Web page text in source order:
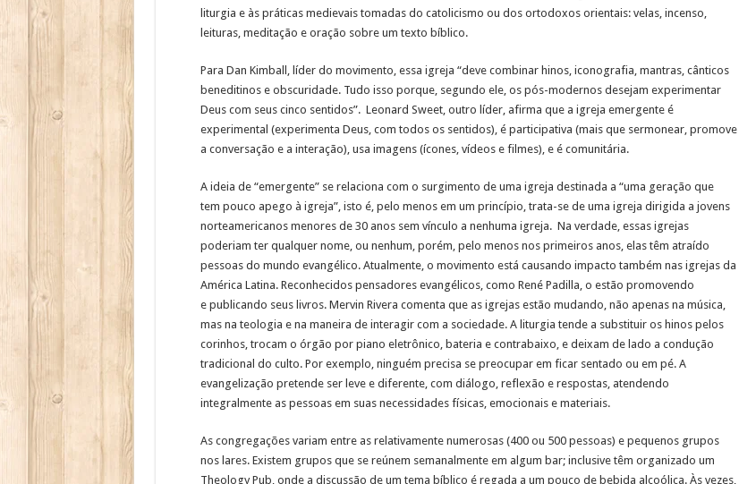
liturgia e às práticas medievais tomadas do catolicismo ou dos ortodoxos orientais: velas, incenso,
leituras, meditação e oração sobre um texto bíblico.
Para Dan Kimball, líder do movimento, essa igreja “deve combinar hinos, iconografia, mantras, cânticos
beneditinos e obscuridade. Tudo isso porque, segundo ele, os pós-modernos desejam experimentar
Deus com seus cinco sentidos”. Leonard Sweet, outro líder, afirma que a igreja emergente é
experimental (experimenta Deus, com todos os sentidos), é participativa (mais que sermonear, promove
a conversação e a interação), usa imagens (ícones, vídeos e filmes), e é comunitária.
A ideia de “emergente” se relaciona com o surgimento de uma igreja destinada a “uma geração que
tem pouco apego à igreja”, isto é, pelo menos em um princípio, trata-se de uma igreja dirigida a jovens
norteamericanos menores de 30 anos sem vínculo a nenhuma igreja. Na verdade, essas igrejas
poderiam ter qualquer nome, ou nenhum, porém, pelo menos nos primeiros anos, elas têm atraído
pessoas do mundo evangélico. Atualmente, o movimento está causando impacto também nas igrejas da
América Latina. Reconhecidos pensadores evangélicos, como René Padilla, o estão promovendo
e publicando seus livros. Mervin Rivera comenta que as igrejas estão mudando, não apenas na música,
mas na teologia e na maneira de interagir com a sociedade. A liturgia tende a substituir os hinos pelos
corinhos, trocam o órgão por piano eletrônico, bateria e contrabaixo, e deixam de lado a condução
tradicional do culto. Por exemplo, ninguém precisa se preocupar em ficar sentado ou em pé. A
evangelização pretende ser leve e diferente, com diálogo, reflexão e respostas, atendendo
integralmente as pessoas em suas necessidades físicas, emocionais e materiais.
As congregações variam entre as relativamente numerosas (400 ou 500 pessoas) e pequenos grupos
nos lares. Existem grupos que se reúnem semanalmente em algum bar; inclusive têm organizado um
Theology Pub, onde a discussão de um tema bíblico é regada a um pouco de bebida alcoólica. Às vezes,